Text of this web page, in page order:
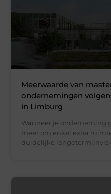
Meerwaarde van
ondernemingen
in Limburg
Wanneer je onderneming
meer om enkel extra
duidelijke